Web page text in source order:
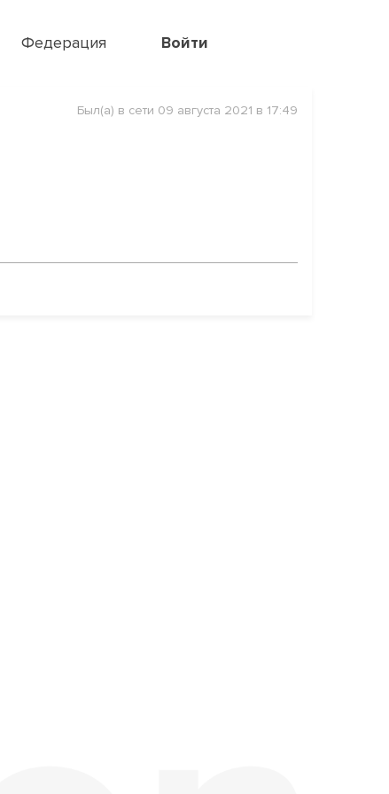
Федерация Войти
Был(а) в сети 09 августа 2021 в 17:49